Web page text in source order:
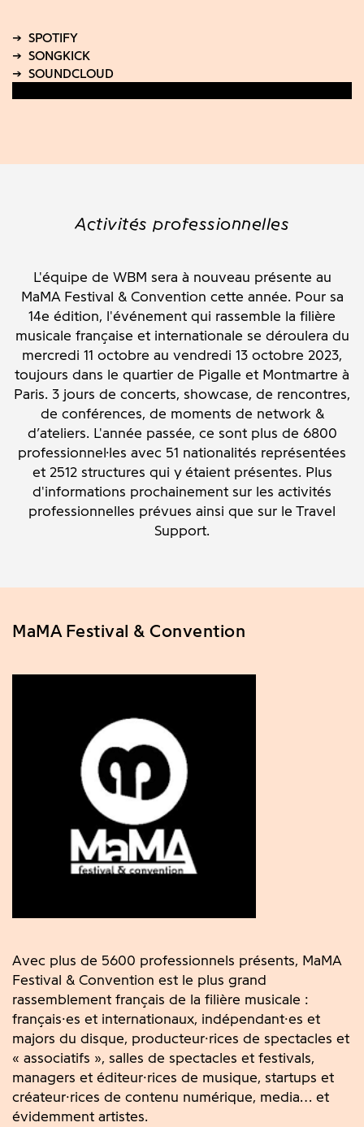
Activités professionnelles
L'équipe de WBM sera à nouveau présente au
MaMA Festival & Convention cette année. Pour sa
14e édition, l'événement qui rassemble la filière
musicale française et internationale se déroulera du
mercredi 11 octobre au vendredi 13 octobre 2023,
toujours dans le quartier de Pigalle et Montmartre à
Paris. 3 jours de concerts, showcase, de rencontres,
de conférences, de moments de network &
d’ateliers. L'année passée, ce sont plus de 6800
professionnel·les avec 51 nationalités représentées
et 2512structures qui y étaient présentes. Plus
d'informations prochainement sur les activités
professionnelles prévues ainsi que sur le Travel
Support.
MaMA Festival & Convention
Avec plus de 5600 professionnels présents, MaMA
Festival & Convention est le plus grand
rassemblement français de la filière musicale :
français·es et internationaux, indépendant·es et
majors du disque, producteur·rices de spectacles et
« associatifs », salles de spectacles et festivals,
managers et éditeur·rices de musique, startups et
créateur·rices de contenu numérique, media… et
évidemment artistes.